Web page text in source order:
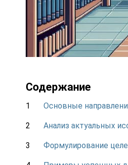
Содержание
Основные
Анализ актуальных
Формулирование